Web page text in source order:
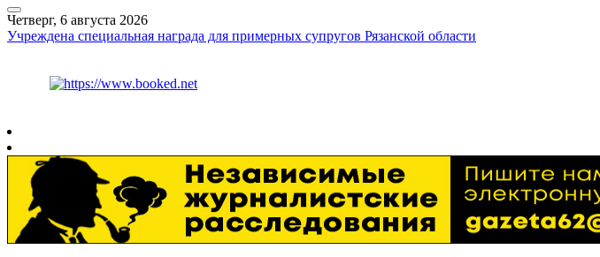
Четверг, 6 августа 2026
Учреждена специальная награда для примерных супругов Рязанской области